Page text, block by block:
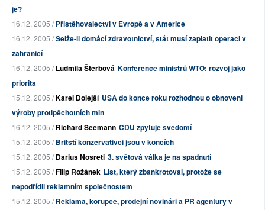
je?
16.12. 2005 /Přistěhovalectví v Evropě a v Americe
16.12. 2005 /Selže-li domácí zdravotnictví, stát musí zaplatit operaci v
zahraničí
16.12. 2005 /Ludmila Štěrbová Konference ministrů WTO: rozvoj jako
priorita
15.12. 2005 /Karel Dolejší USA do konce roku rozhodnou o obnovení
výroby protipěchotních min
16.12. 2005 /Richard Seemann CDU zpytuje svědomí
15.12. 2005 /Britští konzervativci jsou v koncích
15.12. 2005 /Darius Nosreti 3. světová válka je na spadnutí
15.12. 2005 /Filip Rožánek List, který zbankrotoval, protože se
nepodřídil reklamním společnostem
15.12. 2005 /Reklama, korupce, prodejní novináři a PR agentury v